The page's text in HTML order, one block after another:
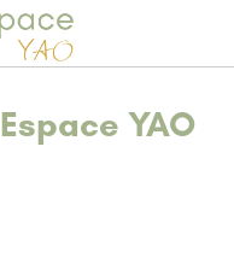
Espace YAO